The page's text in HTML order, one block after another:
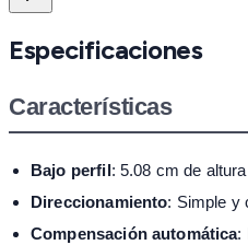
Especificaciones
Características
Bajo perfil: 5.08 cm de altura
Direccionamiento: Simple y
Compensación automática: